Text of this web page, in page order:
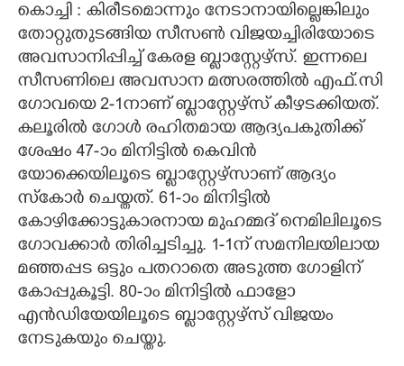
കൊച്ചി : കിരീടമൊന്നും നേടാനായില്ലെങ്കിലും
തോറ്റുതുടങ്ങിയ സീസൺ വിജയച്ചിരിയോടെ
അവസാനിപ്പിച്ച് കേരള ബ്ളാസ്റ്റേഴ്സ്. ഇന്നലെ
സീസണിലെ അവസാന മത്സരത്തിൽ എഫ്.സി
ഗോവയെ 2-1നാണ് ബ്ളാസ്റ്റേഴ്സ് കീഴടക്കിയത്.
കലൂരിൽ ഗോൾ രഹിതമായ ആദ്യപകുതിക്ക്
ശേഷം 47-ാം മിനിട്ടിൽ കെവിൻ
യോക്കെയിലൂടെ ബ്ളാസ്റ്റേഴ്സാണ് ആദ്യം
സ്കോർ ചെയ്തത്. 61-ാം മിനിട്ടിൽ
കോഴിക്കോട്ടുകാരനായ മുഹമ്മദ് നെമിലിലൂടെ
ഗോവക്കാർ തിരിച്ചടിച്ചു. 1-1ന് സമനിലയിലായ
മഞ്ഞപ്പട ഒട്ടും പതറാതെ അടുത്ത ഗോളിന്
കോപ്പുകൂട്ടി. 80-ാം മിനിട്ടിൽ ഫാളോ
എൻഡിയേയിലൂടെ ബ്ളാസ്റ്റേഴ്സ് വിജയം
നേടുകയും ചെയ്തു.